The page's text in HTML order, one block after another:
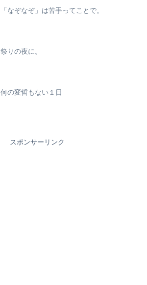
「なぞなぞ」は苦手ってことで。
祭りの夜に。
何の変哲もない１日
スポンサーリンク